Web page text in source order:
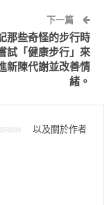
下一篇
那些奇怪的步行時
試「健康步行」來
新陳代謝並改善情
緒。
以及關於作者